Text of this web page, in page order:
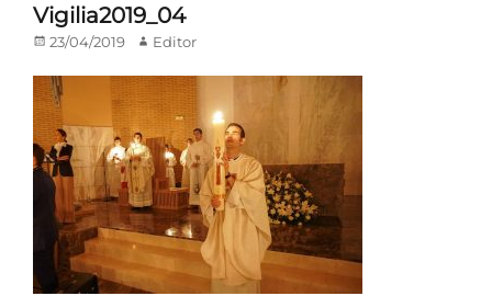
Vigilia2019_04
Publicado
23/04/2019 Autor
Editor